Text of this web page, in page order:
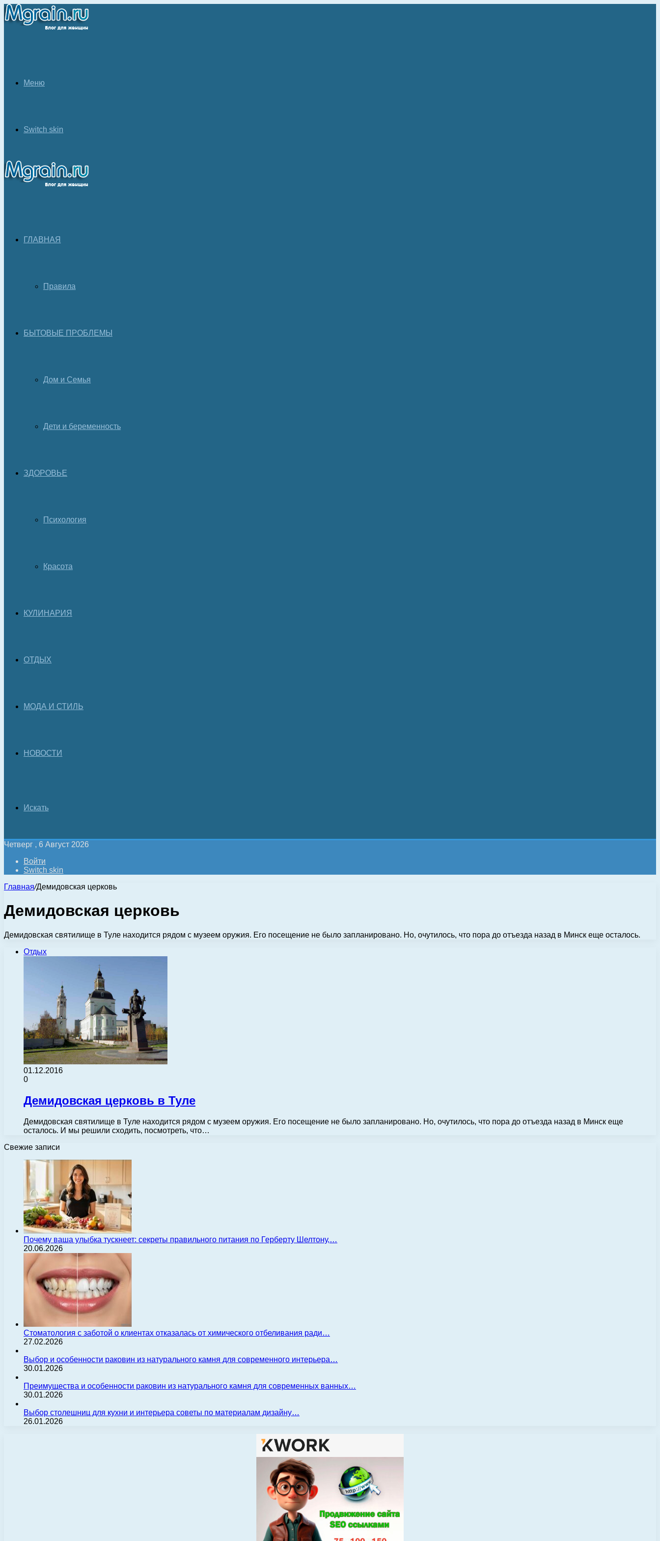
Меню
Switch skin
ГЛАВНАЯ
Правила
БЫТОВЫЕ ПРОБЛЕМЫ
Дом и Семья
Дети и беременность
ЗДОРОВЬЕ
Психология
Красота
КУЛИНАРИЯ
ОТДЫХ
МОДА И СТИЛЬ
НОВОСТИ
Искать
Четверг , 6 Август 2026
Войти
Switch skin
Главная/Демидовская церковь
Демидовская церковь
Демидовская святилище в Туле находится рядом с музеем оружия. Его посещение не было запланировано. Но, очутилось, что пора до отъезда назад в Минск еще осталось.
Отдых
01.12.2016
0
Демидовская церковь в Туле
Демидовская святилище в Туле находится рядом с музеем оружия. Его посещение не было запланировано. Но, очутилось, что пора до отъезда назад в Минск еще
осталось. И мы решили сходить, посмотреть, что…
Свежие записи
Почему ваша улыбка тускнеет: секреты правильного питания по Герберту Шелтону,…
20.06.2026
Стоматология с заботой о клиентах отказалась от химического отбеливания ради…
27.02.2026
Выбор и особенности раковин из натурального камня для современного интерьера…
30.01.2026
Преимущества и особенности раковин из натурального камня для современных ванных…
30.01.2026
Выбор столешниц для кухни и интерьера советы по материалам дизайну…
26.01.2026